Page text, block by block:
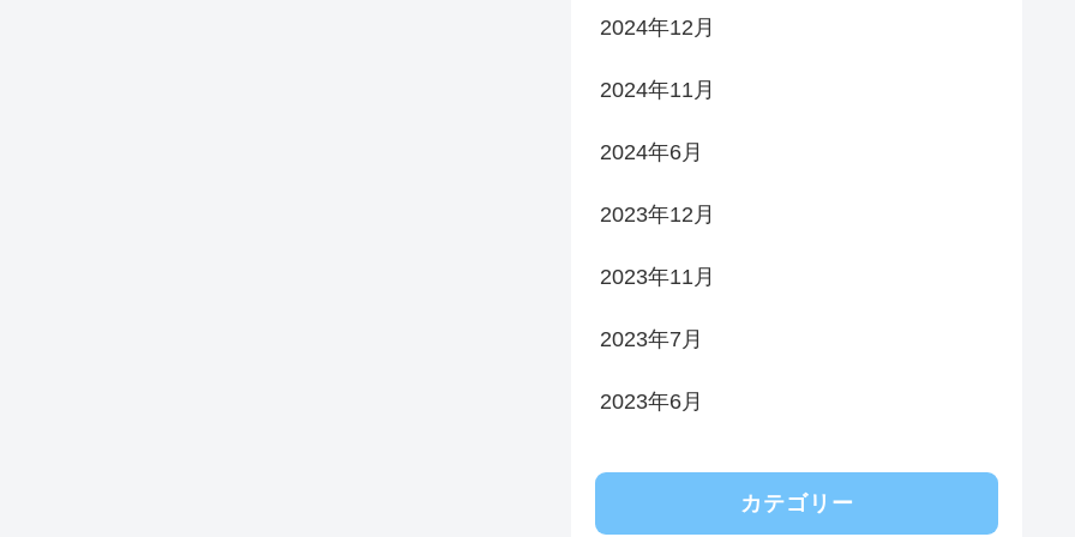
2024年12月
2024年11月
2024年6月
2023年12月
2023年11月
2023年7月
2023年6月
カテゴリー